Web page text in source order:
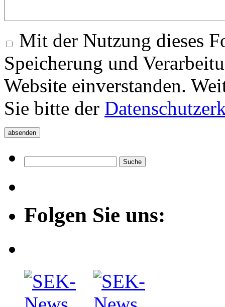
Mit der Nutzung dieses
Speicherung und
Website einverstanden.
Sie bitte der
Folgen Sie uns: